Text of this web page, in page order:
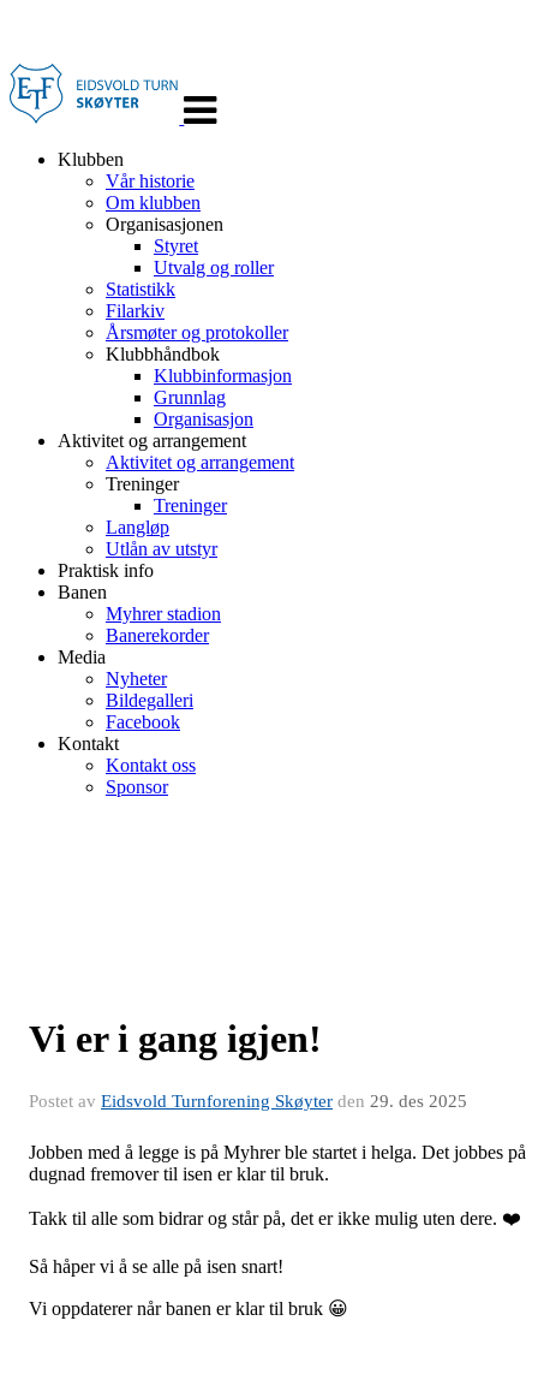
navigasjon
Klubben
Vår historie
Om klubben
Organisasjonen
Styret
Utvalg og roller
Statistikk
Filarkiv
Årsmøter og protokoller
Klubbhåndbok
Klubbinformasjon
Grunnlag
Organisasjon
Aktivitet og arrangement
Aktivitet og arrangement
Treninger
Treninger
Langløp
Utlån av utstyr
Praktisk info
Banen
Myhrer stadion
Banerekorder
Media
Nyheter
Bildegalleri
Facebook
Kontakt
Kontakt oss
Sponsor
Vi er i gang igjen!
Postet av Eidsvold Turnforening Skøyter den 29. des 2025
Jobben med å legge is på Myhrer ble startet i helga. Det jobbes på
dugnad fremover til isen er klar til bruk.
Takk til alle som bidrar og står på, det er ikke mulig uten dere. ❤️
Så håper vi å se alle på isen snart!
Vi oppdaterer når banen er klar til bruk 😀